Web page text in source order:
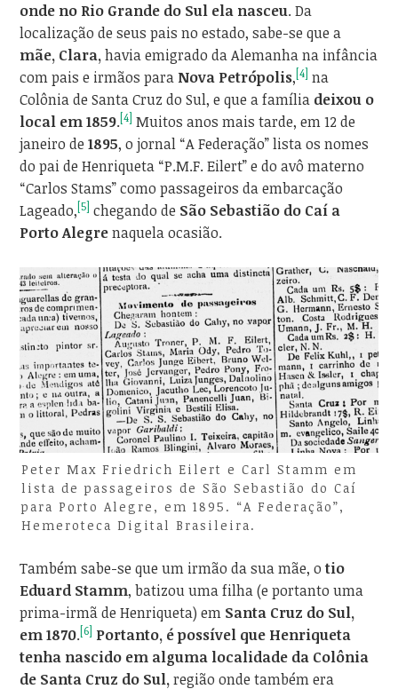
onde no Rio Grande do Sul ela nasceu. Da
localização de seus pais no estado, sabe-se que a
mãe, Clara,havia emigrado da Alemanha na infância
com pais e irmãos para Nova Petrópolis,[4] na
Colônia de Santa Cruz do Sul, e que a família deixou o
local em 1859.[4] Muitos anos mais tarde, em 12 de
janeiro de1895, o jornal “A Federação” lista os nomes
do pai de Henriqueta “P.M.F. Eilert” e do avô materno
“Carlos Stams” como passageiros da embarcação
Lageado,[5] chegando de São Sebastião do Caí a
Porto Alegrenaquela ocasião.
Peter Max Friedrich Eilert e Carl Stamm em
lista de passageiros de São Sebastião do Caí
para Porto Alegre, em 1895. “A Federação”,
Hemeroteca Digital Brasileira.
Também sabe-se que um irmão da sua mãe, otio
Eduard Stamm, batizou uma filha (e portanto uma
prima-irmã de Henriqueta) em Santa Cruz do Sul,
em 1870.[6] Portanto, é possível que Henriqueta
tenha nascido em alguma localidade da Colônia
de Santa Cruz do Sul,região onde também era